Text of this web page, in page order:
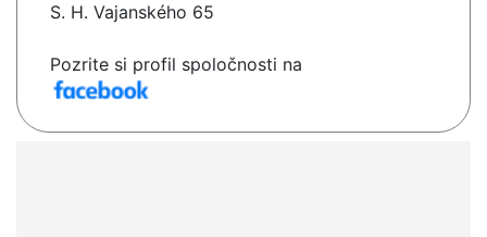
S. H. Vajanského 65
Pozrite si profil spoločnosti na